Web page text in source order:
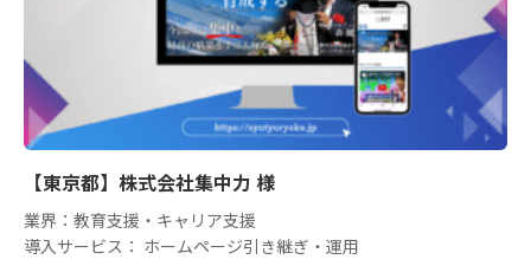
【東京都】株式会社集中力 様
業界：教育支援・キャリア支援
導入サービス： ホームページ引き継ぎ・運用